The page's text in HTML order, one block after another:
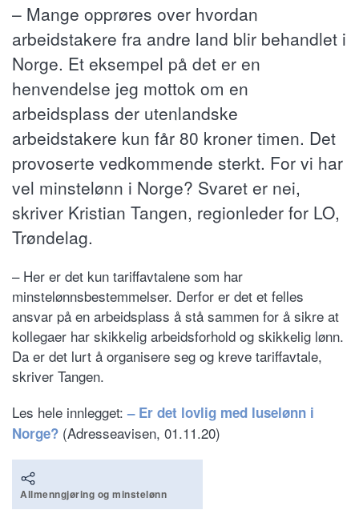
– Mange opprøres over hvordan
arbeidstakere fra andre land blir behandlet i
Norge. Et eksempel på det er en
henvendelse jeg mottok om en
arbeidsplass der utenlandske
arbeidstakere kun får 80 kroner timen. Det
provoserte vedkommende sterkt. For vi har
vel minstelønn i Norge? Svaret er nei,
skriver Kristian Tangen, regionleder for LO,
Trøndelag.
– Her er det kun tariffavtalene som har
minstelønnsbestemmelser. Derfor er det et felles
ansvar på en arbeidsplass å stå sammen for å sikre at
kollegaer har skikkelig arbeidsforhold og skikkelig lønn.
Da er det lurt å organisere seg og kreve tariffavtale,
skriver Tangen.
Les hele innlegget: – Er det lovlig med luselønn i
Norge? (Adresseavisen, 01.11.20)
Allmenngjøring og minstelønn